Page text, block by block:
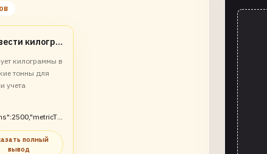
Перевести килограммы в метрические тонны
килограммы в
тонны для
учета
полный
вывод